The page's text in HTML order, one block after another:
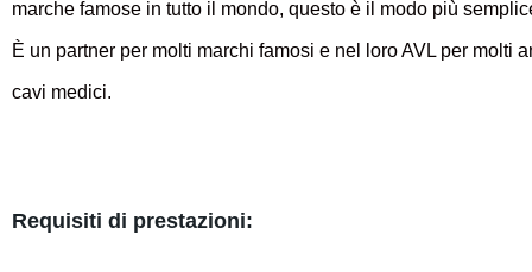
marche famose in tutto il mondo, questo è il modo più
È un partner per molti marchi famosi e nel loro AVL per molti
cavi medici.
Requisiti di prestazioni: